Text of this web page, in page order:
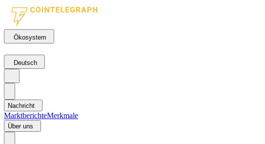
Ökosystem
Deutsch
Nachricht
MarktberichteMerkmale
Über uns